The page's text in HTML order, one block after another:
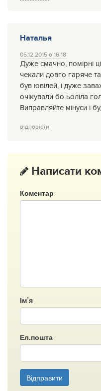
Наталья
05.12.2015 о 16:18
Дуже смачно, помірні
чекали довго гаряче
був ювілей, і дуже
очікували бо ьоліла
Виправляйте мінуси і
відповісти
Написати
Коментар
Ім’я
Ел.пошта
Відправити